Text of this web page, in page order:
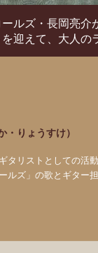
ルズ・長岡亮介
迎えて、 大人の
・りょうすけ）
タリストとしての活
ルズ」の歌とギター担